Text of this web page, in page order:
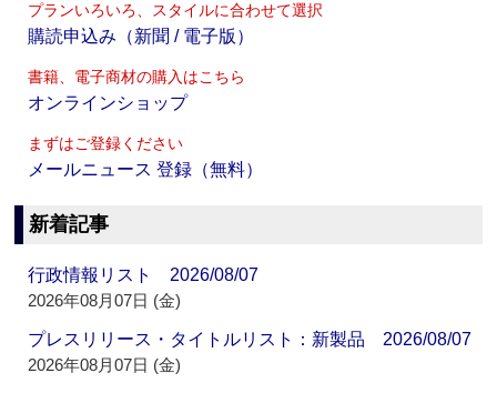
プランいろいろ、スタイルに合わせて選択
購読申込み（新聞 / 電子版）
書籍、電子商材の購入はこちら
オンラインショップ
まずはご登録ください
メールニュース 登録（無料）
新着記事
行政情報リスト 2026/08/07
2026年08月07日 (金)
プレスリリース・タイトルリスト：新製品 2026/08/07
2026年08月07日 (金)